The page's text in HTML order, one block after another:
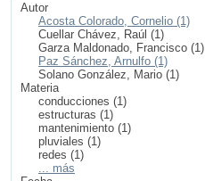
Autor
Acosta Colorado, Cornelio (1)
Cuellar Chávez, Raúl (1)
Garza Maldonado, Francisco (1)
Paz Sánchez, Arnulfo (1)
Solano González, Mario (1)
Materia
conducciones (1)
estructuras (1)
mantenimiento (1)
pluviales (1)
redes (1)
... más